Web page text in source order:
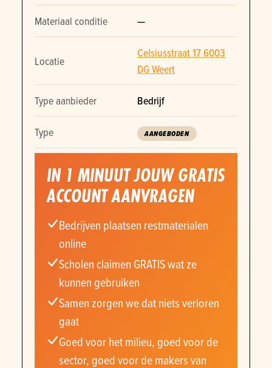
Materiaal conditie —
Locatie
Celsiusstraat 17 6003
DG Weert
Type aanbieder Bedrijf
Type AANGEBODEN
IN 1 MINUUT JOUW GRATIS
ACCOUNT AANVRAGEN
Bedrijven plaatsen restmaterialen
online
Scholen claimen GRATIS wat ze
kunnen gebruiken
Samen zorgen we dat niets verloren
gaat
Goed voor het milieu, goed voor de
sector, goed voor de makers van